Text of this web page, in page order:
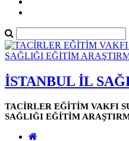
İSTANBUL İL
TACİRLER EĞİTİM VAKFI
SAĞLIĞI EĞİTİM